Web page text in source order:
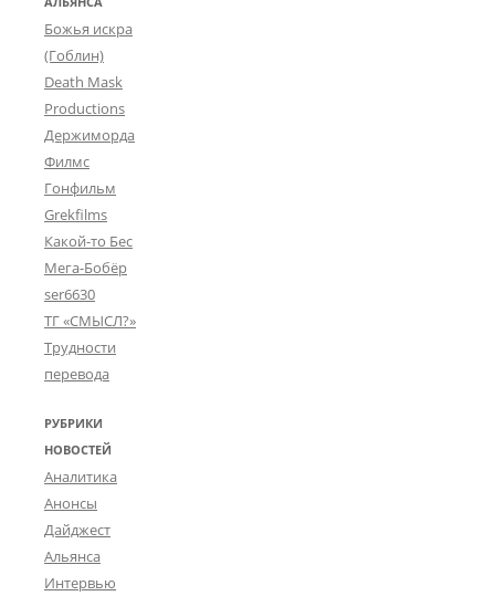
з
в
у
ч
и
в
т
о
р
г
о
п
л
а
а
M
o
r
g
n
a
)
Божья искра
(Гоблин)
Death Mask
Productions
Держиморда
Филмс
Гонфильм
Grekfilms
Какой-то Бес
Мега-Бобёр
ser6630
ТГ «СМЫСЛ?»
Трудности
перевода
РУБРИКИ
НОВОСТЕЙ
Аналитика
Анонсы
Дайджест
Альянса
Интервью